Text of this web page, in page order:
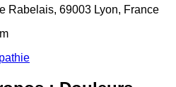
Rabelais, 69003 Lyon, France